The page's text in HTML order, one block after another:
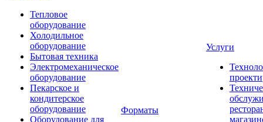
Тепловое
оборудование
Холодильное
оборудование
Бытовая техника
Электромеханическое
оборудование
Пекарское и
кондитерское
оборудование
Оборудование для
Форматы
Услуги